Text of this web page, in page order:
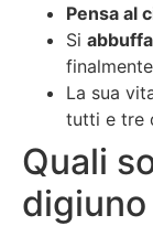
Pensa al
Si abbuffa
La sua
tutti e tre
Quali